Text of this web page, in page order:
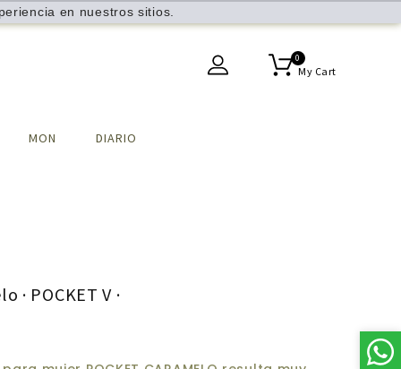
My Cart
0
MON DIARIO
· POCKET V ·
en nuestros sitios.